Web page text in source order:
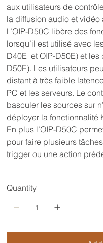
aux utilisateurs de
la diffusion audio et vidéo
L’OIP-D50C libère des
lorsqu’il est utilisé avec
D40E et OIP-D50E) et
D50E). Les utilisateurs
distant à très faible
PC et les serveurs. Le
basculer les sources sur
déployer la fonctionnalité
En plus l’OIP-D50C
pour faire plusieurs
trigger ou une action
Quantity